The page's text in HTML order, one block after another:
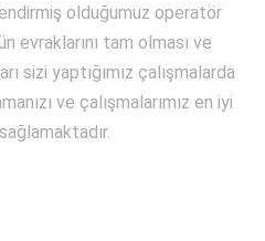
olduğumuz operatör
evraklarını tam olması ve
sizi yaptığımız çalışmalarda
ve çalışmalarımız en iyi